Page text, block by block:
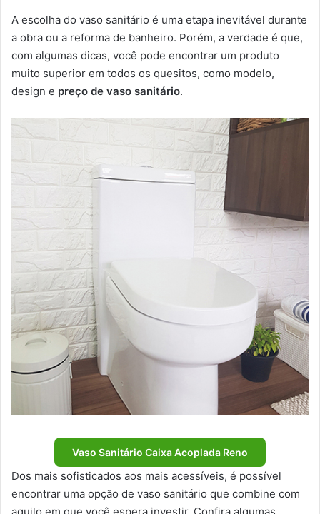
A escolha do vaso sanitário é uma etapa inevitável durante
a obra ou a reforma de banheiro. Porém, a verdade é que,
com algumas dicas, você pode encontrar um produto
muito superior em todos os quesitos, como modelo,
design e preço de vaso sanitário.
Vaso Sanitário Caixa Acoplada Reno
Dos mais sofisticados aos mais acessíveis, é possível
encontrar uma opção de vaso sanitário que combine com